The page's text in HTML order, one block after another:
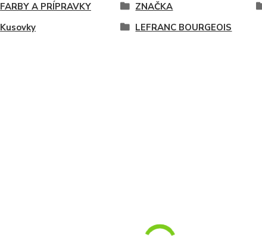
FARBY A PRÍPRAVKY ZNAČKA
Kusovky
LEFRANC BOURGEOIS